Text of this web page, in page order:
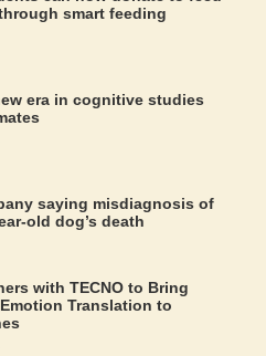
smart feeding
era in cognitive studies
saying misdiagnosis of
old dog’s death
with TECNO to Bring
Translation to